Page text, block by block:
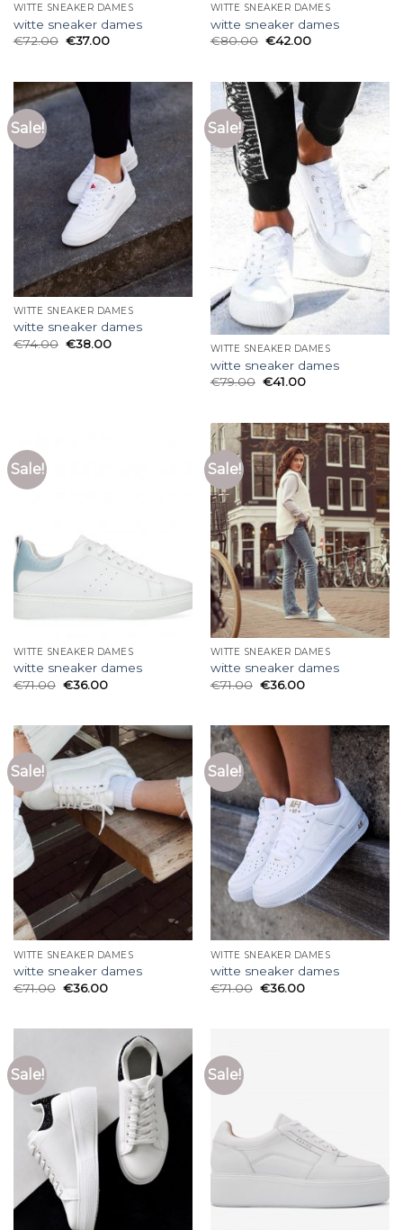
WITTE SNEAKER DAMES
witte sneaker dames
€72.00 €37.00
WITTE SNEAKER DAMES
witte sneaker dames
€80.00 €42.00
Sale!
WITTE SNEAKER DAMES
witte sneaker dames
€74.00 €38.00
Sale!
WITTE SNEAKER DAMES
witte sneaker dames
€79.00 €41.00
Sale!
WITTE SNEAKER DAMES
witte sneaker dames
€71.00 €36.00
Sale!
WITTE SNEAKER DAMES
witte sneaker dames
€71.00 €36.00
Sale!
WITTE SNEAKER DAMES
witte sneaker dames
€71.00 €36.00
Sale!
WITTE SNEAKER DAMES
witte sneaker dames
€71.00 €36.00
Sale! Sale!